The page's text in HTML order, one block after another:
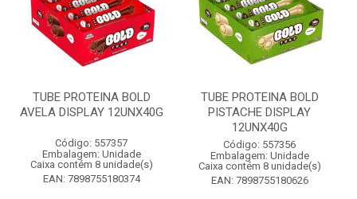
TUBE PROTEINA BOLD
AVELA DISPLAY 12UNX40G
Código: 557357
Embalagem: Unidade
Caixa contém 8 unidade(s)
EAN: 7898755180374
TUBE PROTEINA BOLD
PISTACHE DISPLAY
12UNX40G
Código: 557356
Embalagem: Unidade
Caixa contém 8 unidade(s)
EAN: 7898755180626